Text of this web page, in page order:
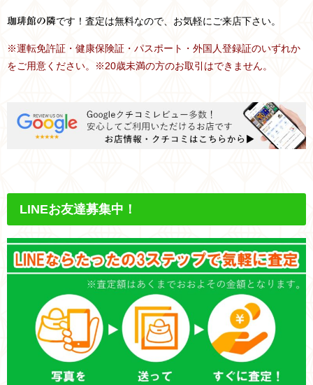
珈琲館の隣です！査定は無料なので、お気軽にご来店下さい。
※運転免許証・健康保険証・パスポート・外国人登録証のいずれか
をご用意ください。※20歳未満の方のお取引はできません。
LINEお友達募集中！